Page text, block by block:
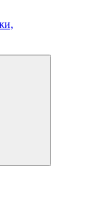
политики,